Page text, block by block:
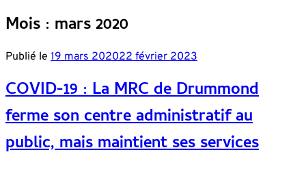
Mois : mars 2020
Publié le 19 mars 202022 février 2023
COVID-19 : La MRC de Drummond
ferme son centre administratif au
public, mais maintient ses services